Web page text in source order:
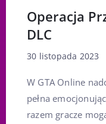
Operacja
DLC
30 listopada 2023
W GTA Online
pełna
razem gracze